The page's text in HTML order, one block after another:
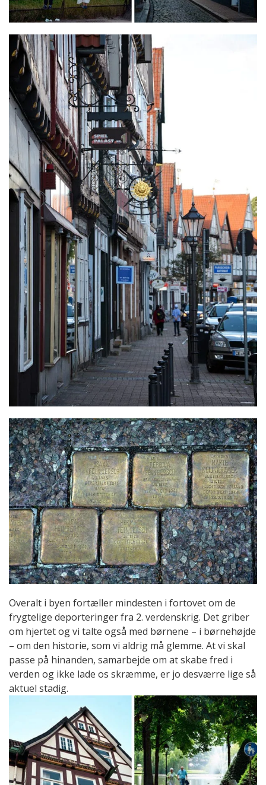
Overalt i byen fortæller mindesten i fortovet om de
frygtelige deporteringer fra 2. verdenskrig. Det griber
om hjertet og vi talte også med børnene – i børnehøjde
– om den historie, som vi aldrig må glemme. At vi skal
passe på hinanden, samarbejde om at skabe fred i
verden og ikke lade os skræmme, er jo desværre lige så
aktuel stadig.